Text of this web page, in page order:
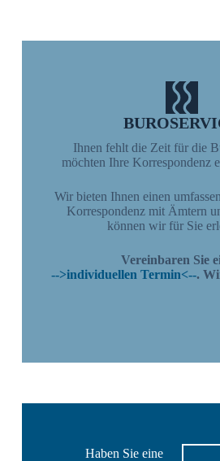
Ihnen fehlt die Zeit für die
möchten Ihre Korrespondenz
Wir bieten Ihnen einen
Korrespondenz mit Ämtern
können wir für Sie
Vereinbaren Sie
-->individuellen Termin<--.
Haben Sie eine